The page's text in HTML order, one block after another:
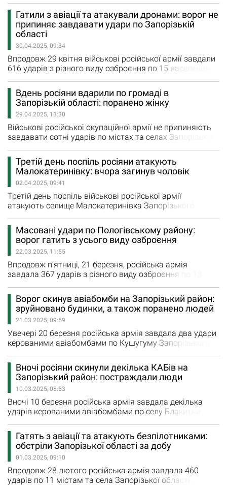
дрон поцілив по машині мирних мешканців, яка
рухалася Запорізьким районом. «Постраждало
подружжя - 57-річного чоловіка у важкому стані та 55-
річну жінку у стані середньої тяжкості ушпиталено. Їм
надається…
Гатили з авіації та атакували дронами: ворог не
припиняє завдавати удари по Запорізькій
області
30.04.2025, 09:34
Впродовж 29 квітня військові російської армії завдали
616 ударів з різного виду озброєння по 15 населеним
районів Запорізької області. Внаслідок ворожих ударів
поранення отримала 68-річна мешканка Запорізького
району. П’ять авіаударів загарбники завдали по
Гуляйполю, Залізничному, Малим Щербакам та
Новоандріївці.…
Вдень росіяни вдарили по громаді в
Запорізькій області: поранено жінку
29.04.2025, 13:30
Військові російської окупаційної армії не припиняють
завдавати сотні ударів по містах та селах Запорізької
щонайменше 6 ударів по одній з громад регіону.
Внаслідок цього обстрілу поранено 68-річну мирну
мешканку. Крім того, пошкоджено приватні будинки
людей та сільськогосподарське підприємство.
Третій день поспіль росіяни атакують
Малокатеринівку: вчора загинув чоловік
02.04.2025, 09:41
Третій день поспіль військові російської армії
атакують селище Малокатеринівка Запорізького
Росіяни вдарили по машині мирних мешканців, яка
була припаркована біля будинку. Внаслідок
російського удару зайнялась пожежа. Горіли дві
«легковушки». «Під час гасіння загоряння ворог
підступно наніс дроном…
Масовані удари по Пологівському району:
ворог гатить з усього виду озброєння
22.03.2025, 11:55
Впродовж п’ятниці, 21 березня, російська армія
завдала 367 ударів з різного виду озброєння по 13
шість разів обстріляли з реактивних систем залпового
вогню Кам'янське, Щербаки, Малу Токмачку та
Новодарівку. По Таврійському, Гуляйполю, Щербаках,
Новоандріївці, Чарівному та Новодарівці військові рф…
Ворог скинув авіабомби на Запорізький район:
зруйновано будинки, а також поранено людей
21.03.2025, 09:59
Увечері 20 березня російська армія завдала два удари
керованими авіабомбами по Кушугуму Запорізького
дачному кооперативу. «Авіабомби зруйнували два та
пошкодили три приватні будинки, а також споруди на
території дачного кооперативу», – повідомив Іван
Федоров, голова Запорізької обласної військової
адміністрації.…
Вночі росіяни скинули декілька КАБів на
Запорізький район: постраждали люди
10.03.2025, 08:53
Вночі 10 березня російська армія завдала декілька
ударів керованими авіабомбами по селу Блакитне
частково зруйновано два будинки. На жаль, двоє
чоловіків 65 та 67 років отримала поранення. Їм
надається вся необхідна медична допомога. Пізніше
російська терористична армія з артилерії обстріляла
Запорізький район. «Внаслідок…
Гатять з авіації та атакують безпілотниками:
обстріли Запорізької області за добу
01.03.2025, 09:10
Впродовж 28 лютого російська армія завдала 460
ударів по 11 містам та села Запорізької області.